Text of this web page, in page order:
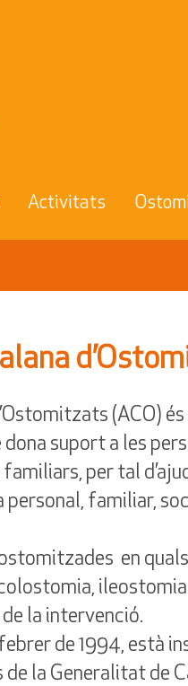
Activitats
(ACO)
dona suport a les
per tal
personal, familiar,
en
colostomia,
la intervenció.
de 1994, està
de la Generalitat de